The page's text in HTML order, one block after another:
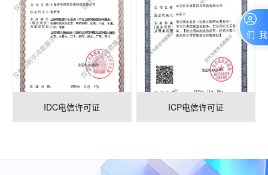
IDC电信许可证 ICP电信许可证
联系我们